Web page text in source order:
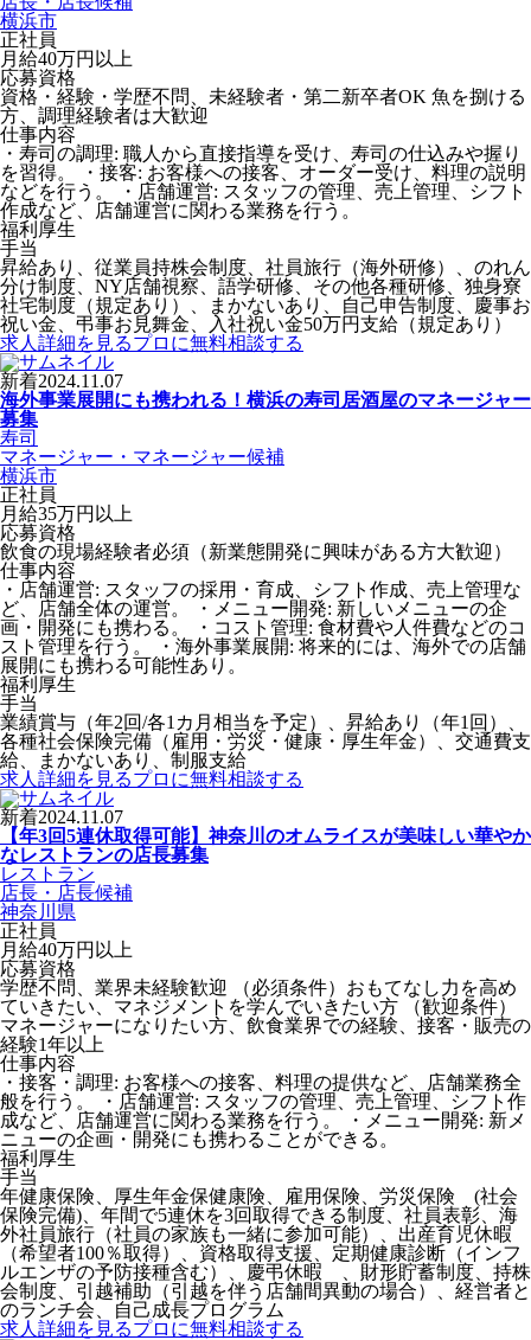
横浜市
正社員
月給40万円以上
応募資格
資格・経験・学歴不問、未経験者・第二新卒者OK 魚を捌ける
方、調理経験者は大歓迎
仕事内容
・寿司の調理: 職人から直接指導を受け、寿司の仕込みや握り
を習得。 ・接客: お客様への接客、オーダー受け、料理の説明
などを行う。 ・店舗運営: スタッフの管理、売上管理、シフト
作成など、店舗運営に関わる業務を行う。
福利厚生
手当
昇給あり、従業員持株会制度、社員旅行（海外研修）、のれん
分け制度、NY店舗視察、語学研修、その他各種研修、独身寮
社宅制度（規定あり）、まかないあり、自己申告制度、慶事お
祝い金、弔事お見舞金、入社祝い金50万円支給（規定あり）
求人詳細を見るプロに無料相談する
新着2024.11.07
海外事業展開にも携われる！横浜の寿司居酒屋のマネージャー
募集
寿司
マネージャー・マネージャー候補
横浜市
正社員
月給35万円以上
応募資格
飲食の現場経験者必須（新業態開発に興味がある方大歓迎）
仕事内容
・店舗運営: スタッフの採用・育成、シフト作成、売上管理な
ど、店舗全体の運営。 ・メニュー開発: 新しいメニューの企
画・開発にも携わる。 ・コスト管理: 食材費や人件費などのコ
スト管理を行う。 ・海外事業展開: 将来的には、海外での店舗
展開にも携わる可能性あり。
福利厚生
手当
業績賞与（年2回/各1カ月相当を予定）、昇給あり（年1回）、
各種社会保険完備（雇用・労災・健康・厚生年金）、交通費支
給、まかないあり、制服支給
求人詳細を見るプロに無料相談する
新着2024.11.07
【年3回5連休取得可能】神奈川のオムライスが美味しい華やか
なレストランの店長募集
レストラン
店長・店長候補
神奈川県
正社員
月給40万円以上
応募資格
学歴不問、業界未経験歓迎 （必須条件）おもてなし力を高め
ていきたい、マネジメントを学んでいきたい方 （歓迎条件）
マネージャーになりたい方、飲食業界での経験、接客・販売の
経験1年以上
仕事内容
・接客・調理: お客様への接客、料理の提供など、店舗業務全
般を行う。 ・店舗運営: スタッフの管理、売上管理、シフト作
成など、店舗運営に関わる業務を行う。 ・メニュー開発: 新メ
ニューの企画・開発にも携わることができる。
福利厚生
手当
年健康保険、厚生年金保健康険、雇用保険、労災保険 (社会
保険完備)、年間で5連休を3回取得できる制度、社員表彰、海
外社員旅行（社員の家族も一緒に参加可能）、出産育児休暇
（希望者100％取得）、資格取得支援、定期健康診断（インフ
ルエンザの予防接種含む）、慶弔休暇 、財形貯蓄制度、持株
会制度、引越補助（引越を伴う店舗間異動の場合）、経営者と
のランチ会、自己成長プログラム
求人詳細を見るプロに無料相談する